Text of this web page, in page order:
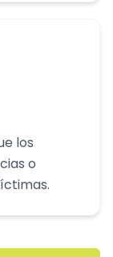
los
o